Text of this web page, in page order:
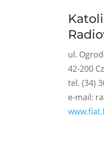
ul.
42-200
tel. (34)
e-mail: